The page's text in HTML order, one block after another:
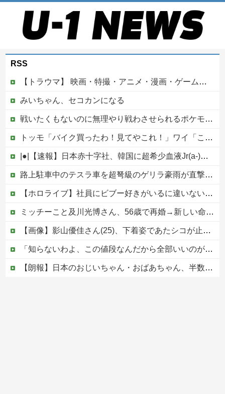
RSS
【トラウマ】 映画・特撮・アニメ・漫画・ゲームで「主人公がガチで敗北した回」と聞いて真っ先に思い浮かぶのは？
みいちゃん、セコカンになる
戦いたくもないのに無理やり戦わさせられるポケモンが可哀想
トッモ「バイク買ったわ！見てやこれ！」ワイ「これスクーターじゃん…」他
|●|【速報】日本赤十字社、韓国に超希少血液Jr(a-)を提供「韓国内では適合する血液を確保できなかった」※今回で4回目
路上駐車中のテスラ車を超弩級のゲリラ豪雨が直撃、水が溢れてどんどん浸かっていくのを……
【ホロライブ】社員にビブー好きがいるに違いない（確信
ミッチーこと及川光博さん、56歳で再婚→新しい命まで授かるｗｗｗｗｗ
【画像】影山優佳さん(25)、下着姿であたシコが止まらない
「知らないわよ、この値段なんだから全部いいのが欲しいの」イチゴ売り場で言い返された話
【朗報】日本のおじいちゃん・おばあちゃん、半数以上がSNSを使いこなしていたｗｗｗｗｗ